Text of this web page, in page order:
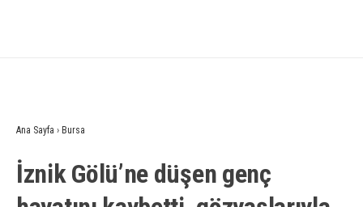
Ana Sayfa › Bursa
İznik Gölü’ne düşen genç